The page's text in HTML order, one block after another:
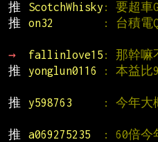
推
ScotchWhisky : 要超車
推
on32
: 台積電
→
fallinlove15 : 那幹嘛
推
yonglun0116
: 本益比
推
y598763
: 今年大
推
a069275235
: 60倍今